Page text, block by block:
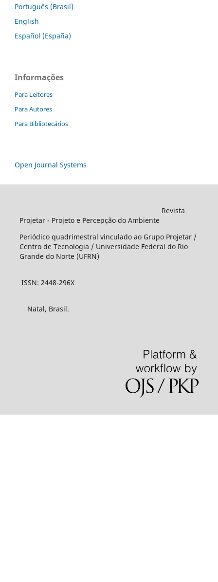
Português (Brasil)
English
Español (España)
Informações
Para Leitores
Para Autores
Para Bibliotecários
Open Journal Systems
Revista
Projetar - Projeto e Percepção do Ambiente
Periódico quadrimestral vinculado ao Grupo Projetar /
Centro de Tecnologia / Universidade Federal do Rio
Grande do Norte (UFRN)
ISSN: 2448-296X
Natal, Brasil.